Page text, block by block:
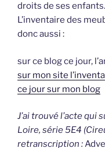
droits de ses enfants.
L’inventaire des
donc aussi :
sur ce blog ce jour,
sur mon site
ce jour sur mon blog
J’ai trouvé l’acte
Loire, série 5E4
retranscription :